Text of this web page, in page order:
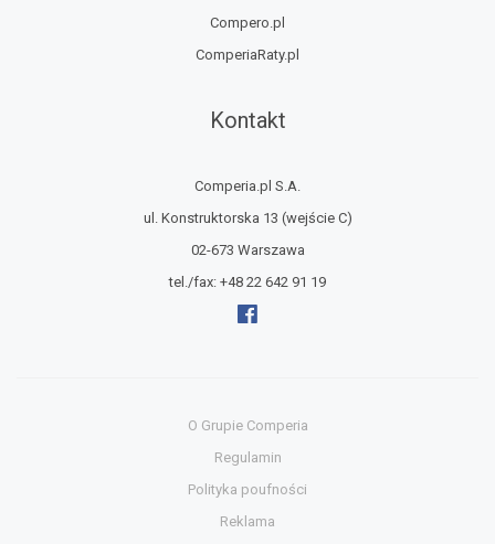
Compero.pl
ComperiaRaty.pl
Kontakt
Comperia.pl S.A.
ul. Konstruktorska 13 (wejście C)
02-673 Warszawa
tel./fax: +48 22 642 91 19
O Grupie Comperia
Regulamin
Polityka poufności
Reklama